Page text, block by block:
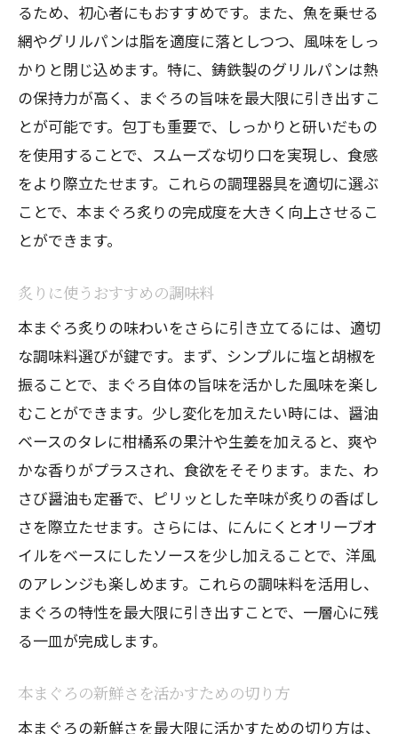
るため、初心者にもおすすめです。また、魚を乗せる
網やグリルパンは脂を適度に落としつつ、風味をしっ
かりと閉じ込めます。特に、鋳鉄製のグリルパンは熱
の保持力が高く、まぐろの旨味を最大限に引き出すこ
とが可能です。包丁も重要で、しっかりと研いだもの
を使用することで、スムーズな切り口を実現し、食感
をより際立たせます。これらの調理器具を適切に選ぶ
ことで、本まぐろ炙りの完成度を大きく向上させるこ
とができます。
炙りに使うおすすめの調味料
本まぐろ炙りの味わいをさらに引き立てるには、適切
な調味料選びが鍵です。まず、シンプルに塩と胡椒を
振ることで、まぐろ自体の旨味を活かした風味を楽し
むことができます。少し変化を加えたい時には、醤油
ベースのタレに柑橘系の果汁や生姜を加えると、爽や
かな香りがプラスされ、食欲をそそります。また、わ
さび醤油も定番で、ピリッとした辛味が炙りの香ばし
さを際立たせます。さらには、にんにくとオリーブオ
イルをベースにしたソースを少し加えることで、洋風
のアレンジも楽しめます。これらの調味料を活用し、
まぐろの特性を最大限に引き出すことで、一層心に残
る一皿が完成します。
本まぐろの新鮮さを活かすための切り方
本まぐろの新鮮さを最大限に活かすための切り方は、